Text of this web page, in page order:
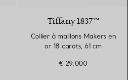
Tiffany 1837™
Collier à maillons Makers en
or 18 carats, 61 cm
€ 29.000